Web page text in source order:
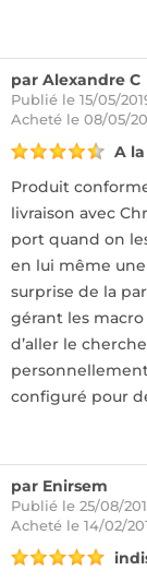
par Alexandre C
Publié le 15/05/
Acheté le 08/05/
A
Produit
livraison avec
port quand on
en lui même
surprise de la
gérant les
d’aller le
configuré pour
par Enirsem
Publié le 25/08/
Acheté le 14/02/